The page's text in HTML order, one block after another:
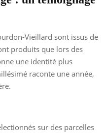
Vieillard sont issus de
produits que lors des
une identité plus
raconte une année,
sur des parcelles